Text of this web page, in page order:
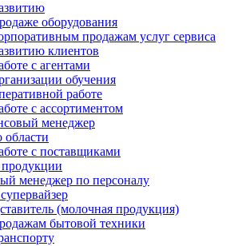
оборудования
продажам услуг сервиса
клиентов
с агентами
обучения
работе
с ассортиментом
менеджер
области
с поставщиками
менеджер по персоналу
(молочная продукция)
бытовой техники